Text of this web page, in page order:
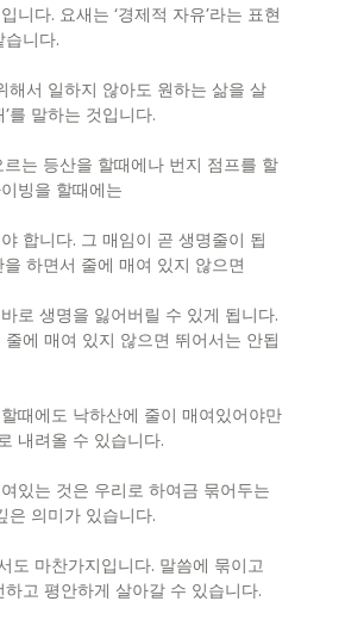
니다. 요새는 ‘경제적 자유’라는 표현
니다.
해서 일하지 않아도 원하는 삶을 살
를 말하는 것입니다.
는 등산을 할때에나 번지 점프를 할
빙을 할때에는
합니다. 그 매임이 곧 생명줄이 됩
하면서 줄에 매여 있지 않으면
로 생명을 잃어버릴 수 있게 됩니다.
에 매여 있지 않으면 뛰어서는 안됩
때에도 낙하산에 줄이 매여있어야만
내려올 수 있습니다.
있는 것은 우리로 하여금 묶어두는
은 의미가 있습니다.
도 마찬가지입니다. 말씀에 묶이고
고 평안하게 살아갈 수 있습니다.